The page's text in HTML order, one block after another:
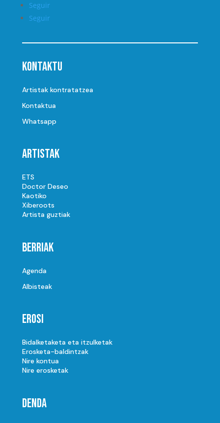
Seguir
Seguir
Kontaktu
Artistak kontratatzea
Kontaktua
Whatsapp
Artistak
ETS
Doctor Deseo
Kaotiko
Xiberoots
Artista guztiak
Berriak
Agenda
Albisteak
Erosi
Bidalketaketa eta itzulketak
Erosketa-baldintzak
Nire kontua
Nire erosketak
Denda